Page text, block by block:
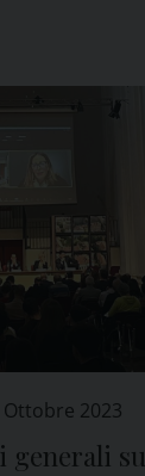
Ottobre 2023
generali